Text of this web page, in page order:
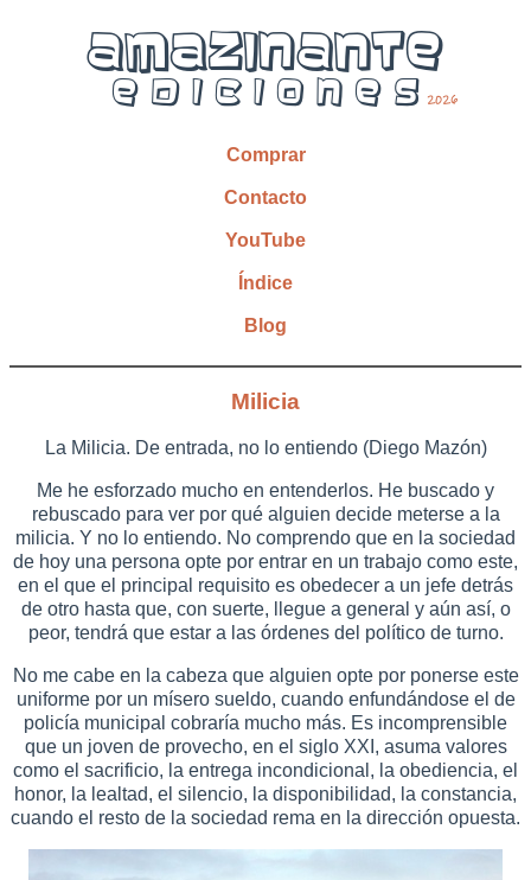
Comprar
Contacto
YouTube
Índice
Blog
Milicia
La Milicia. De entrada, no lo entiendo (Diego Mazón)
Me he esforzado mucho en entenderlos. He buscado y
rebuscado para ver por qué alguien decide meterse a la
milicia. Y no lo entiendo. No comprendo que en la sociedad
de hoy una persona opte por entrar en un trabajo como este,
en el que el principal requisito es obedecer a un jefe detrás
de otro hasta que, con suerte, llegue a general y aún así, o
peor, tendrá que estar a las órdenes del político de turno.
No me cabe en la cabeza que alguien opte por ponerse este
uniforme por un mísero sueldo, cuando enfundándose el de
policía municipal cobraría mucho más. Es incomprensible
que un joven de provecho, en el siglo XXI, asuma valores
como el sacrificio, la entrega incondicional, la obediencia, el
honor, la lealtad, el silencio, la disponibilidad, la constancia,
cuando el resto de la sociedad rema en la dirección opuesta.